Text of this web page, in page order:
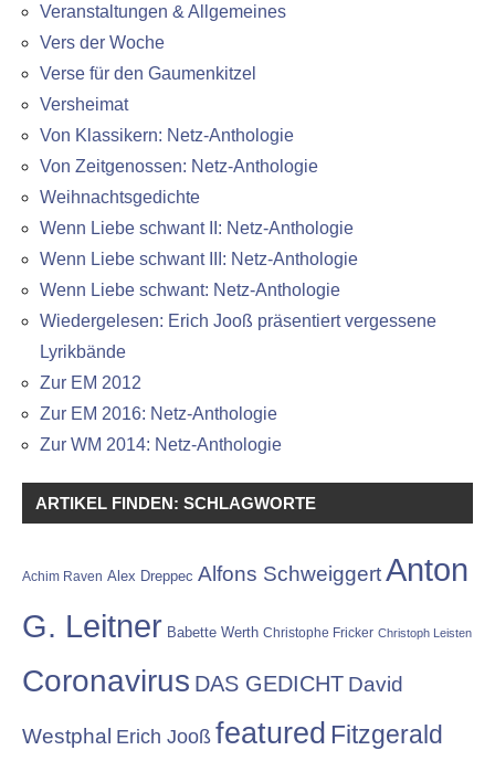
Veranstaltungen & Allgemeines
Vers der Woche
Verse für den Gaumenkitzel
Versheimat
Von Klassikern: Netz-Anthologie
Von Zeitgenossen: Netz-Anthologie
Weihnachtsgedichte
Wenn Liebe schwant II: Netz-Anthologie
Wenn Liebe schwant III: Netz-Anthologie
Wenn Liebe schwant: Netz-Anthologie
Wiedergelesen: Erich Jooß präsentiert vergessene
Lyrikbände
Zur EM 2012
Zur EM 2016: Netz-Anthologie
Zur WM 2014: Netz-Anthologie
ARTIKEL FINDEN: SCHLAGWORTE
Achim Raven Alex Dreppec Alfons SchweiggertAnton
G. Leitner Babette Werth Christophe Fricker Christoph Leisten
Coronavirus DAS GEDICHT David
Westphal Erich Jooß featured Fitzgerald